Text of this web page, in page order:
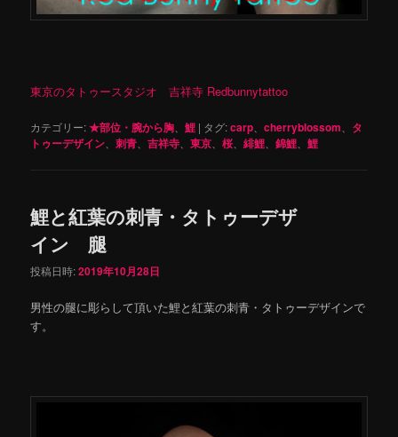
東京のタトゥースタジオ 吉祥寺 Redbunnytattoo
カテゴリー:★部位・腕から胸 、鯉 | タグ:carp 、cherryblossom
タ
トゥーデザイン 、刺青 、吉祥寺 、東京 、桜 、緋鯉 、錦鯉 、鯉
鯉と紅葉の刺青・タトゥーデザ
イン 腿
投稿日時:2019年10月28日
男性の腿に彫らして頂いた鯉と紅葉の刺青・タトゥーデザインで
す。